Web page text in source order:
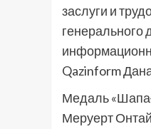
заслуги и
генерального
Qazinform
Медаль
Меруерт